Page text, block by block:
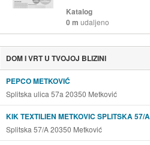
Katalog
0 m udaljeno
DOM I VRT U TVOJOJ BLIZINI
PEPCO METKOVIĆ
Splitska ulica 57a 20350 Metković
KIK TEXTILIEN METKOVIC SPLITSKA 57/A
Splitska 57/A 20350 Metković